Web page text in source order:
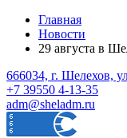
Главная
Новости
29 августа в
666034, г. Шелехов,
+7 39550 4-13-35
adm@sheladm.ru